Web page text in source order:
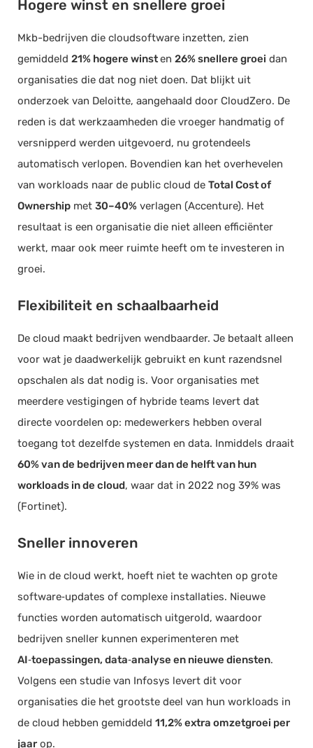
Hogere winst en snellere groei
Mkb-bedrijven die cloudsoftware inzetten, zien
gemiddeld 21% hogere winsten 26% snellere groei dan
organisaties die dat nog niet doen. Dat blijkt uit
onderzoek van Deloitte, aangehaald door CloudZero. De
reden is dat werkzaamheden die vroeger handmatig of
versnipperd werden uitgevoerd, nu grotendeels
automatisch verlopen. Bovendien kan het overhevelen
van workloads naar de public cloud de Total Cost of
Ownership met 30–40% verlagen (Accenture). Het
resultaat is een organisatie die niet alleen efficiënter
werkt, maar ook meer ruimte heeft om te investeren in
groei.
Flexibiliteit en schaalbaarheid
De cloud maakt bedrijven wendbaarder. Je betaalt alleen
voor wat je daadwerkelijk gebruikt en kunt razendsnel
opschalen als dat nodig is. Voor organisaties met
meerdere vestigingen of hybride teams levert dat
directe voordelen op: medewerkers hebben overal
toegang tot dezelfde systemen en data. Inmiddels draait
60% van de bedrijven meer dan de helft van hun
workloads in de cloud, waar dat in 2022 nog 39% was
(Fortinet).
Sneller innoveren
Wie in de cloud werkt, hoeft niet te wachten op grote
software‑updates of complexe installaties. Nieuwe
functies worden automatisch uitgerold, waardoor
bedrijven sneller kunnen experimenteren met
AI‑toepassingen, data‑analyse en nieuwe diensten.
Volgens een studie van Infosys levert dit voor
organisaties die het grootste deel van hun workloads in
de cloud hebben gemiddeld 11,2% extra omzetgroei per
jaar op.